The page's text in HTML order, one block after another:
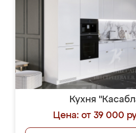
Кухня
Цена: от 39 000